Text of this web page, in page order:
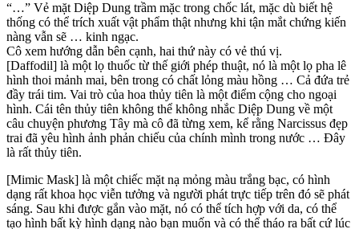
“…” Vẻ mặt Diệp Dung trầm mặc trong chốc lát, mặc dù biết hệ
thống có thể trích xuất vật phẩm thật nhưng khi tận mắt chứng kiến ​​
nàng vẫn sẽ … kinh ngạc.
Cô xem hướng dẫn bên cạnh, hai thứ này có vẻ thú vị.
[Daffodil] là một lọ thuốc từ thế giới phép thuật, nó là một lọ pha lê
hình thoi mảnh mai, bên trong có chất lỏng màu hồng … Cả đứa trẻ
đầy trái tim. Vai trò của hoa thủy tiên là một điểm cộng cho ngoại
hình. Cái tên thủy tiên không thể không nhắc Diệp Dung về một
câu chuyện phương Tây mà cô đã từng xem, kể rằng Narcissus đẹp
trai đã yêu hình ảnh phản chiếu của chính mình trong nước … Đây
là rất thủy tiên.
[Mimic Mask] là một chiếc mặt nạ mỏng màu trắng bạc, có hình
dạng rất khoa học viễn tưởng và người phát trực tiếp trên đó sẽ phát
sáng. Sau khi được gắn vào mặt, nó có thể tích hợp với da, có thể
tạo hình bất kỳ hình dạng nào bạn muốn và có thể tháo ra bất cứ lúc